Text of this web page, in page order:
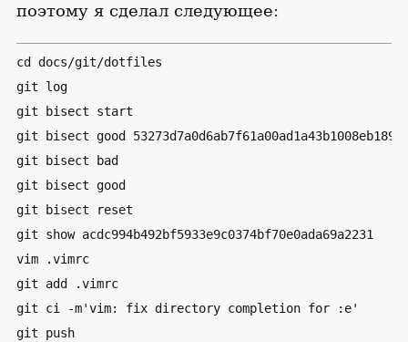
поэтому я сделал следующее:
cd docs/git/dotfiles
git log
git bisect start
git bisect good
git bisect bad
git bisect good
git bisect reset
git show acdc994b492bf5933e9c0374bf70e0ada69a2231
vim .vimrc
git add .vimrc
git ci -m'vim: fix directory completion for :e'
git push